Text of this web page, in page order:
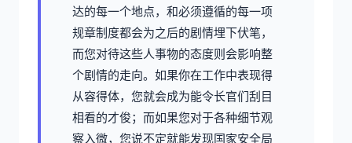
达的每一个地点，和必须遵循的每一项
规章制度都会为之后的剧情埋下伏笔，
而您对待这些人事物的态度则会影响整
个剧情的走向。如果你在工作中表现得
从容得体，您就会成为能令长官们刮目
相看的才俊；而如果您对于各种细节观
察入微，您说不定就能发现国家安全局